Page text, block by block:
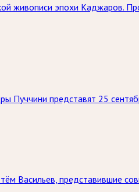
живописи эпохи Каджаров.
Пуччини представят 25
Васильев, представившие